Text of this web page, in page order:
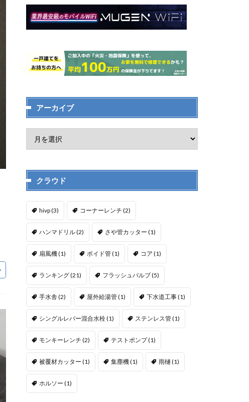
アーカイブ
クラウド
hivp(3) コーナーレンチ (2)
ハンマドリル(2) さや管カッター (1)
扇風機(1) ボイド管(1) コア (1)
ランキング(21) フラッシュバルブ(5)
手水舎(2) 屋外給湯管(1) 下水道工事(1)
シングルレバー混合水栓(1) ステンレス管(1)
モンキーレンチ (2) テストポンプ(1)
被覆材カッター (1) 集塵機(1) 雨樋 (1)
ホルソー (1)